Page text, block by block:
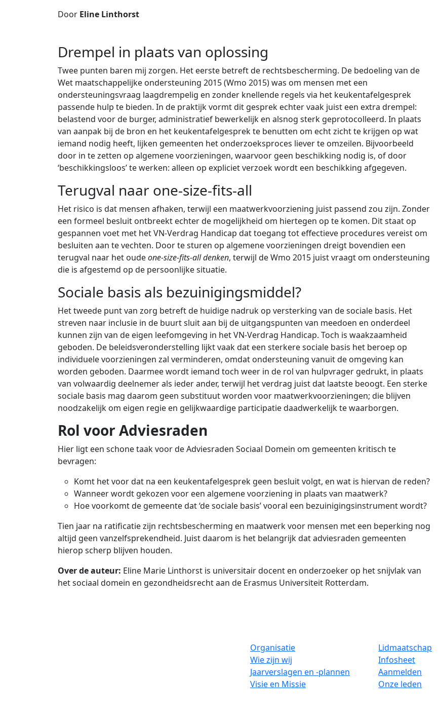
Door Eline Linthorst
Drempel in plaats van oplossing
Twee punten baren mij zorgen. Het eerste betreft de rechtsbescherming. De bedoeling van de
Wet maatschappelijke ondersteuning 2015 (Wmo 2015) was om mensen met een
ondersteuningsvraag laagdrempelig en zonder knellende regels via het keukentafelgesprek
passende hulp te bieden. In de praktijk vormt dit gesprek echter vaak juist een extra drempel:
belastend voor de burger, administratief bewerkelijk en alsnog sterk geprotocolleerd. In plaats
van aanpak bij de bron en het keukentafelgesprek te benutten om echt zicht te krijgen op wat
iemand nodig heeft, lijken gemeenten het onderzoeksproces liever te omzeilen. Bijvoorbeeld
door in te zetten op algemene voorzieningen, waarvoor geen beschikking nodig is, of door
‘beschikkingsloos’ te werken: alleen op expliciet verzoek wordt een beschikking afgegeven.
Terugval naar one-size-fits-all
Het risico is dat mensen afhaken, terwijl een maatwerkvoorziening juist passend zou zijn. Zonder
een formeel besluit ontbreekt echter de mogelijkheid om hiertegen op te komen. Dit staat op
gespannen voet met het VN-Verdrag Handicap dat toegang tot effectieve procedures vereist om
besluiten aan te vechten. Door te sturen op algemene voorzieningen dreigt bovendien een
terugval naar het oudeone-size-fits-alldenken, terwijl de Wmo 2015 juist vraagt om ondersteuning
die is afgestemd op de persoonlijke situatie.
Sociale basis als bezuinigingsmiddel?
Het tweede punt van zorg betreft de huidige nadruk op versterking van de sociale basis. Het
streven naar inclusie in de buurt sluit aan bij de uitgangspunten van meedoen en onderdeel
kunnen zijn van de eigen leefomgeving in het VN-Verdrag Handicap. Toch is waakzaamheid
geboden. De beleidsveronderstelling lijkt vaak dat een sterkere sociale basis het beroep op
individuele voorzieningen zal verminderen, omdat ondersteuning vanuit de omgeving kan
worden geboden. Daarmee wordt iemand toch weer in de rol van hulpvrager gedrukt, in plaats
van volwaardig deelnemer als ieder ander, terwijl het verdrag juist dat laatste beoogt. Een sterke
sociale basis mag daarom geen substituut worden voor maatwerkvoorzieningen; die blijven
noodzakelijk om eigen regie en gelijkwaardige participatie daadwerkelijk te waarborgen.
Rol voor Adviesraden
Hier ligt een schone taak voor de Adviesraden Sociaal Domein om gemeenten kritisch te
bevragen:
Komt het voor dat na een keukentafelgesprek geen besluit volgt, en wat is hiervan de reden?
Wanneer wordt gekozen voor een algemene voorziening in plaats van maatwerk?
Hoe voorkomt de gemeente dat ‘de sociale basis’ vooral een bezuinigingsinstrument wordt?
Tien jaar na ratificatie zijn rechtsbescherming en maatwerk voor mensen met een beperking nog
altijd geen vanzelfsprekendheid. Juist daarom is het belangrijk dat adviesraden gemeenten
hierop scherp blijven houden.
Over de auteur: Eline Marie Linthorst is universitair docent en onderzoeker op het snijvlak van
het sociaal domein en gezondheidsrecht aan de Erasmus Universiteit Rotterdam.
Organisatie
Wie zijn wij
Jaarverslagen en -plannen
Visie en Missie
Lidmaatschap
Infosheet
Aanmelden
Onze leden